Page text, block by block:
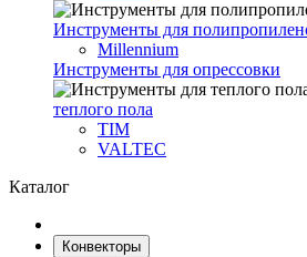
Инструменты для
Millennium
Инструменты для опрессовки
теплого пола
TIM
VALTEC
Каталог
Конвекторы